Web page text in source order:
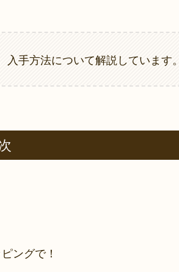
手方法について解説しています。
ングで！